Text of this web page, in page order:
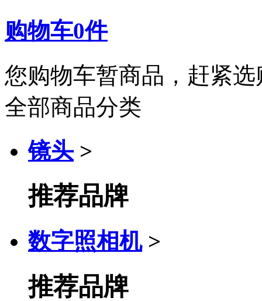
购物车0件
您购物车暂商品，赶紧选
全部商品分类
镜头 >
推荐品牌
数字照相机 >
推荐品牌